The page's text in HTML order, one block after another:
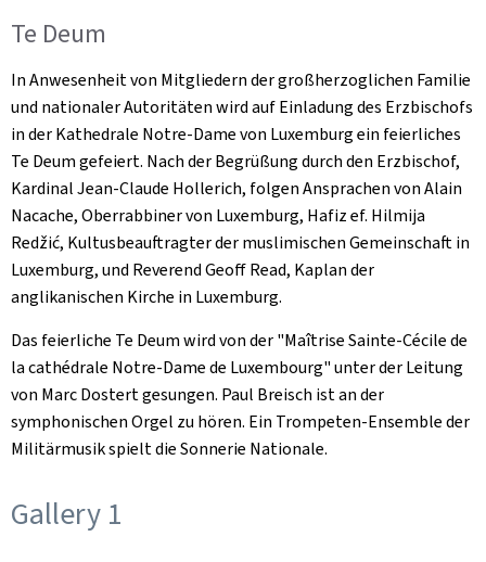
Te Deum
In Anwesenheit von Mitgliedern der großherzoglichen Familie
und nationaler Autoritäten wird auf Einladung des Erzbischofs
in der Kathedrale Notre-Dame von Luxemburg ein feierliches
Te Deum gefeiert. Nach der Begrüßung durch den Erzbischof,
Kardinal Jean-Claude Hollerich, folgen Ansprachen von Alain
Nacache, Oberrabbiner von Luxemburg, Hafiz ef. Hilmija
Redžić, Kultusbeauftragter der muslimischen Gemeinschaft in
Luxemburg, und Reverend Geoff Read, Kaplan der
anglikanischen Kirche in Luxemburg.
Das feierliche Te Deum wird von der "Maîtrise Sainte-Cécile de
la cathédrale Notre-Dame de Luxembourg" unter der Leitung
von Marc Dostert gesungen. Paul Breisch ist an der
symphonischen Orgel zu hören. Ein Trompeten-Ensemble der
Militärmusik spielt die Sonnerie Nationale.
Gallery 1